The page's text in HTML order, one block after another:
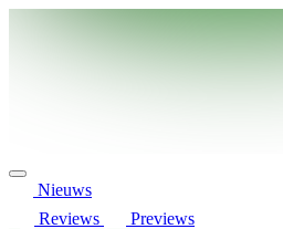
Nieuws
Reviews
Previews